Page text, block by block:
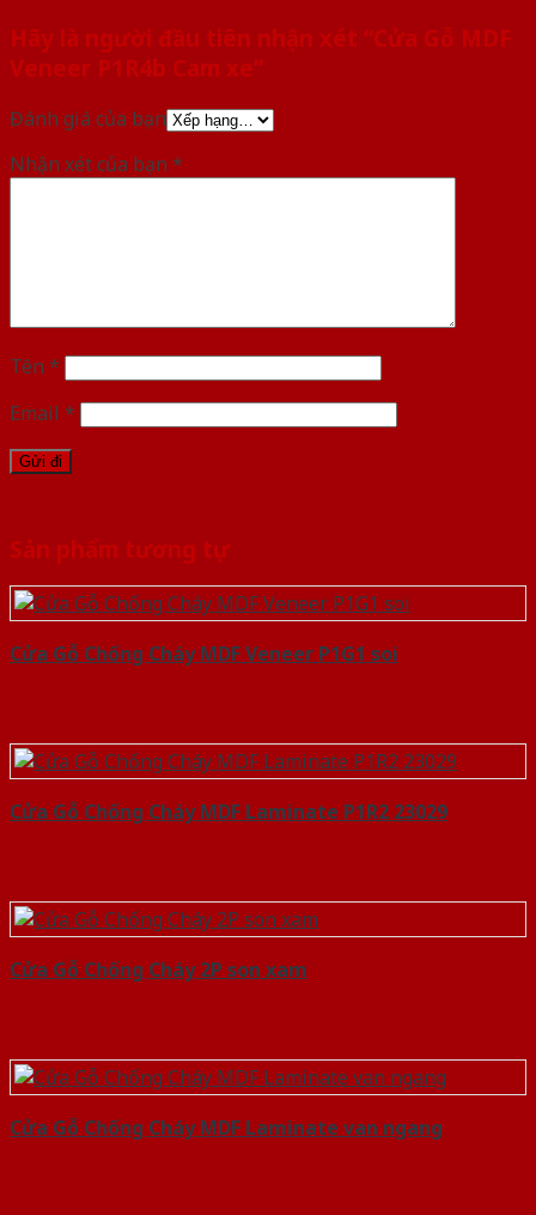
Hãy là người đầu tiên nhận xét “Cửa Gỗ MDF
Veneer P1R4b Cam xe”
Đánh giá của bạn
Nhận xét của bạn *
Tên *
Email *
Sản phẩm tương tự
Cửa Gỗ Chống Cháy MDF Veneer P1G1 soi
Cửa Gỗ Chống Cháy MDF Laminate P1R2 23029
Cửa Gỗ Chống Cháy 2P son xam
Cửa Gỗ Chống Cháy MDF Laminate van ngang